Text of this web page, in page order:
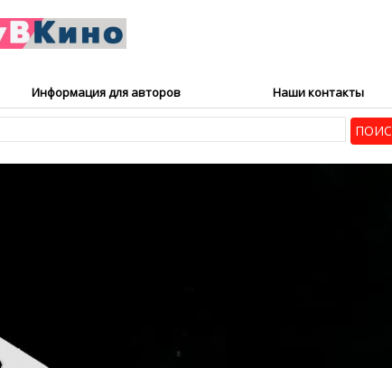
Информация для авторов Наши контакты